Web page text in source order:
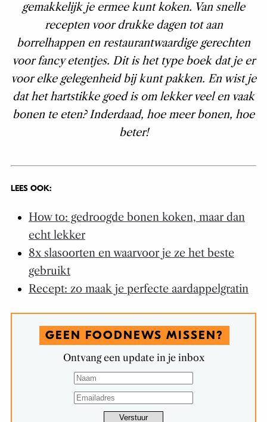
gemakkelijk je ermee kunt koken. Van snelle
recepten voor drukke dagen tot aan
borrelhappen en restaurantwaardige gerechten
voor fancy etentjes. Dit is het type boek dat je er
voor elke gelegenheid bij kunt pakken. En wist je
dat het hartstikke goed is om lekker veel en vaak
bonen te eten? Inderdaad, hoe meer bonen, hoe
beter!
LEES OOK:
How to: gedroogde bonen koken, maar dan
echt lekker
8x slasoorten en waarvoor je ze het beste
gebruikt
Recept: zo maak je perfecte aardappelgratin
GEEN FOODNEWS MISSEN?
Ontvang een update in je inbox